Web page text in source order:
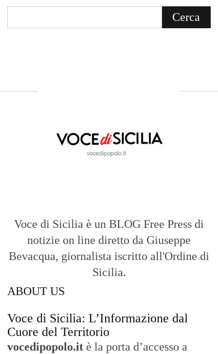
Voce di Sicilia è un BLOG Free Press di
notizie on line diretto da Giuseppe
Bevacqua, giornalista iscritto all'Ordine di
Sicilia.
ABOUT US
Voce di Sicilia: L’Informazione dal
Cuore del Territorio
vocedipopolo.it è la porta d’accesso a